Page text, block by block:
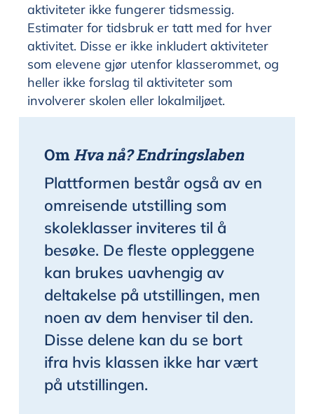
aktiviteter ikke fungerer tidsmessig.
Estimater for tidsbruk er tatt med for hver
aktivitet. Disse er ikke inkludert aktiviteter
som elevene gjør utenfor klasserommet, og
heller ikke forslag til aktiviteter som
involverer skolen eller lokalmiljøet.
OmHva nå? Endringslaben
Plattformen består også av en
omreisende utstilling som
skoleklasser inviteres til å
besøke. De fleste oppleggene
kan brukes uavhengig av
deltakelse på utstillingen, men
noen av dem henviser til den.
Disse delene kan du se bort
ifra hvis klassen ikke har vært
på utstillingen.